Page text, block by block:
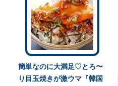
簡単なのに大満足♡とろ〜
り目玉焼きが激ウマ『韓国